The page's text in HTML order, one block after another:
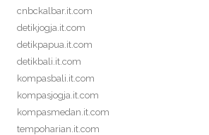
cnbckalbar.it.com
detikjogja.it.com
detikpapua.it.com
detikbali.it.com
kompasbali.it.com
kompasjogja.it.com
kompasmedan.it.com
tempoharian.it.com